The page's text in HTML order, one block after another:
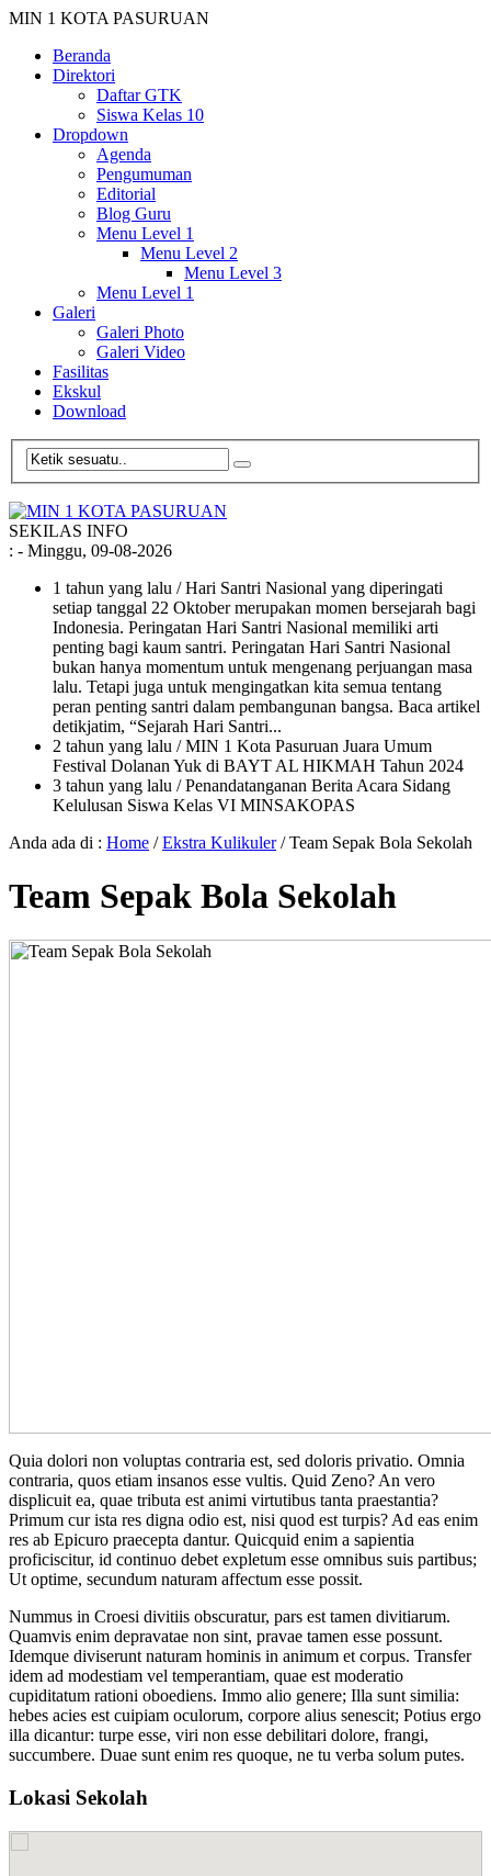
MIN 1 KOTA PASURUAN
Beranda
Direktori
Daftar GTK
Siswa Kelas 10
Dropdown
Agenda
Pengumuman
Editorial
Blog Guru
Menu Level 1
Menu Level 2
Menu Level 3
Menu Level 1
Galeri
Galeri Photo
Galeri Video
Fasilitas
Ekskul
Download
SEKILAS INFO
: - Minggu, 09-08-2026
1 tahun yang lalu / Hari Santri Nasional yang diperingati
setiap tanggal 22 Oktober merupakan momen bersejarah bagi
Indonesia. Peringatan Hari Santri Nasional memiliki arti
penting bagi kaum santri. Peringatan Hari Santri Nasional
bukan hanya momentum untuk mengenang perjuangan masa
lalu. Tetapi juga untuk mengingatkan kita semua tentang
peran penting santri dalam pembangunan bangsa. Baca artikel
detikjatim, “Sejarah Hari Santri...
2 tahun yang lalu / MIN 1 Kota Pasuruan Juara Umum
Festival Dolanan Yuk di BAYT AL HIKMAH Tahun 2024
3 tahun yang lalu / Penandatanganan Berita Acara Sidang
Kelulusan Siswa Kelas VI MINSAKOPAS
Anda ada di : Home /Ekstra Kulikuler/Team Sepak Bola Sekolah
Team Sepak Bola Sekolah
Quia dolori non voluptas contraria est, sed doloris privatio. Omnia
contraria, quos etiam insanos esse vultis. Quid Zeno? An vero
displicuit ea, quae tributa est animi virtutibus tanta praestantia?
Primum cur ista res digna odio est, nisi quod est turpis? Ad eas enim
res ab Epicuro praecepta dantur. Quicquid enim a sapientia
proficiscitur, id continuo debet expletum esse omnibus suis partibus;
Ut optime, secundum naturam affectum esse possit.
Nummus in Croesi divitiis obscuratur, pars est tamen divitiarum.
Quamvis enim depravatae non sint, pravae tamen esse possunt.
Idemque diviserunt naturam hominis in animum et corpus. Transfer
idem ad modestiam vel temperantiam, quae est moderatio
cupiditatum rationi oboediens. Immo alio genere; Illa sunt similia:
hebes acies est cuipiam oculorum, corpore alius senescit; Potius ergo
illa dicantur: turpe esse, viri non esse debilitari dolore, frangi,
succumbere. Duae sunt enim res quoque, ne tu verba solum putes.
Lokasi Sekolah